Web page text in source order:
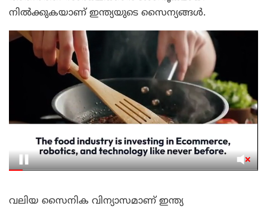
നിൽക്കുകയാണ് ഇന്ത്യയുടെ സൈന്യങ്ങൾ.
വലിയ സൈനിക വിന്യാസമാണ് ഇന്ത്യ